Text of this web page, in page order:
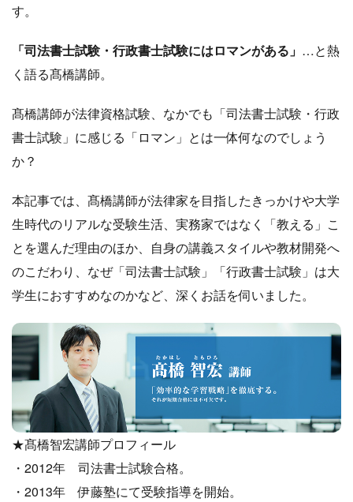
す。
「司法書士試験・行政書士試験にはロマンがある」 …と熱
く語る髙橋講師。
髙橋講師が法律資格試験、なかでも「司法書士試験・行政
書士試験」に感じる「ロマン」とは一体何なのでしょう
か？
本記事では、髙橋講師が法律家を目指したきっかけや大学
生時代のリアルな受験生活、実務家ではなく「教える」こ
とを選んだ理由のほか、自身の講義スタイルや教材開発へ
のこだわり、なぜ「司法書士試験」「行政書士試験」は大
学生におすすめなのかなど、深くお話を伺いました。
★髙橋智宏講師プロフィール
・2012年 司法書士試験合格。
・2013年 伊藤塾にて受験指導を開始。